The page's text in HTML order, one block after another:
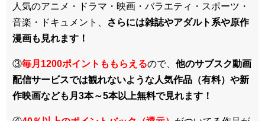
人気のアニメ・ドラマ・映画・バラエティ・スポーツ・
音楽・ドキュメント、
さらには雑誌やアダルト系や原作
漫画も見れます！
③毎月1200ポイントももらえるので、 他のサブスク動画
配信サービスでは観れないような人気作品（有料）や新
作映画なども月3本～5本以上無料で見れます！